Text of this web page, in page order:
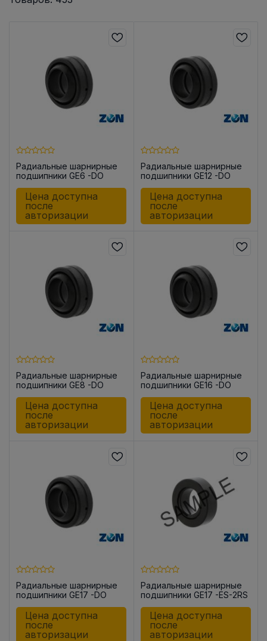
Радиальные шарнирные
подшипники GE6 -DO
Цена доступна
после
авторизации
Радиальные шарнирные
подшипники GE12 -DO
Цена доступна
после
авторизации
Радиальные шарнирные
подшипники GE8 -DO
Цена доступна
после
авторизации
Радиальные шарнирные
подшипники GE16 -DO
Цена доступна
после
авторизации
Радиальные шарнирные
подшипники GE17 -DO
Цена доступна
после
авторизации
Радиальные шарнирные
подшипники GE17 -ES-2RS
Цена доступна
после
авторизации